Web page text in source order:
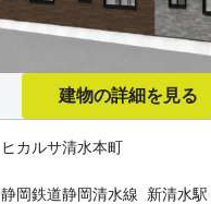
ヒカルサ清水本町
静岡鉄道静岡清水線 新清水駅
建物の詳細を見る